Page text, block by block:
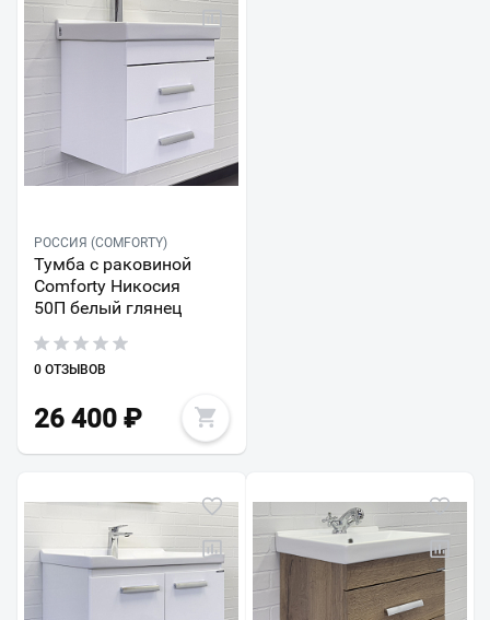
РОССИЯ (COMFORTY)
Тумба с раковиной
Comforty Никосия
50П белый глянец
0 ОТЗЫВОВ
26 400 ₽